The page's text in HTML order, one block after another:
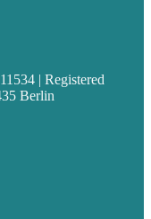
| Registered
Berlin